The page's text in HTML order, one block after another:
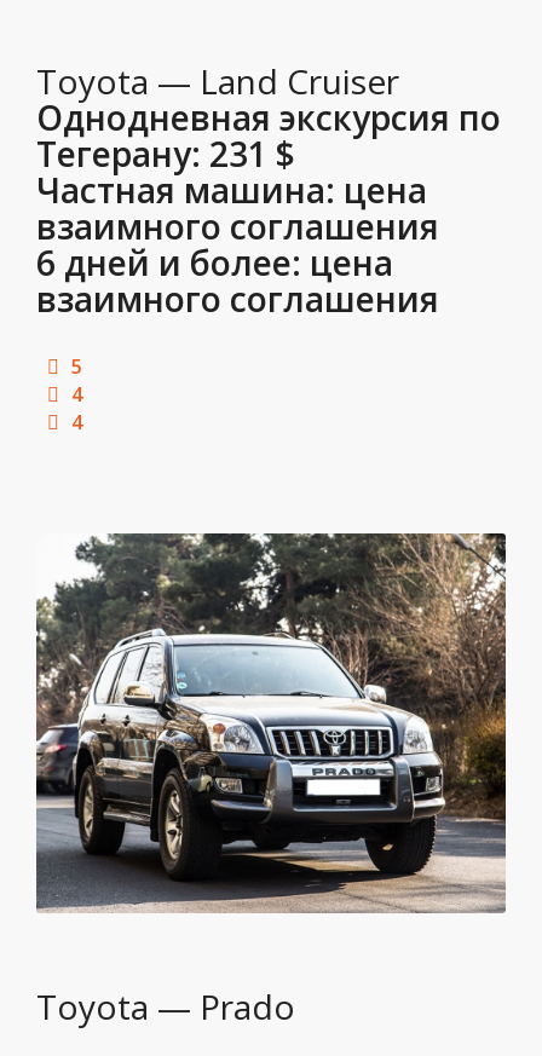
Toyota — Land Cruiser
Однодневная экскурсия по
Тегерану: 231 $
Частная машина: цена
взаимного соглашения
6 дней и более: цена
взаимного соглашения
5
4
4
Toyota — Prado